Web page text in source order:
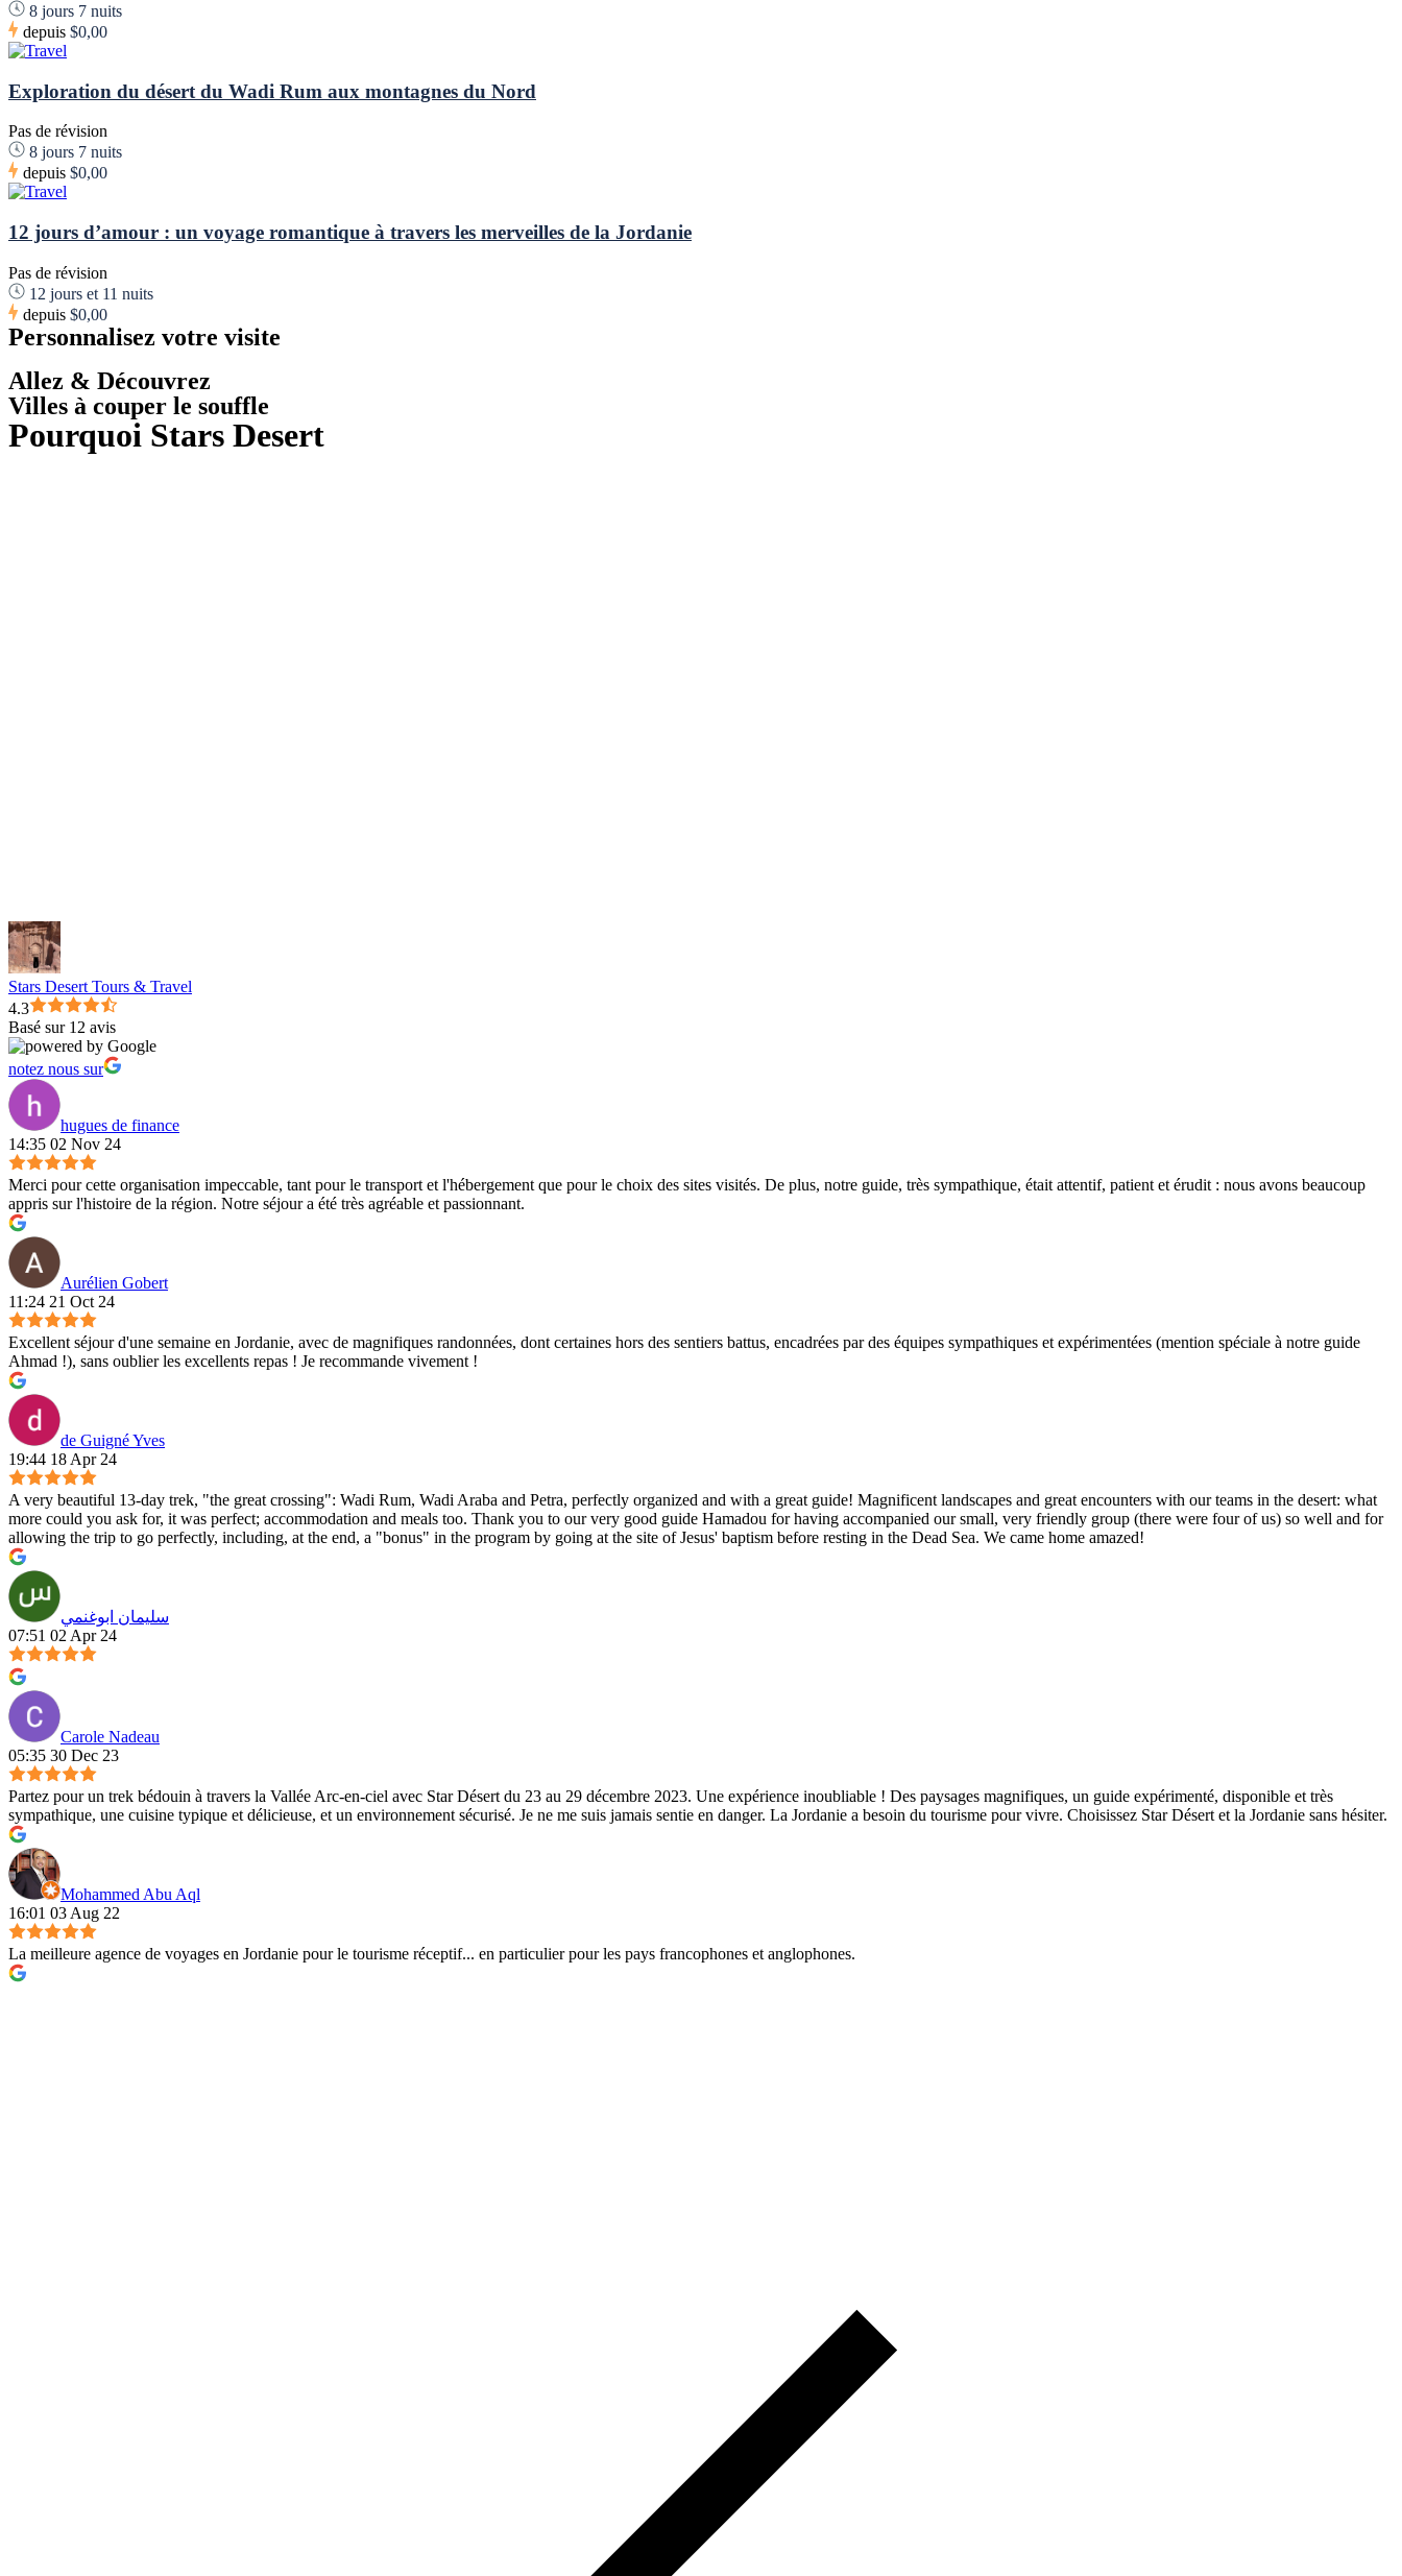
8 jours 7 nuits
depuis $0,00
Exploration du désert du Wadi Rum aux montagnes du Nord
Pas de révision
8 jours 7 nuits
depuis $0,00
12 jours d’amour : un voyage romantique à travers les merveilles de la Jordanie
Pas de révision
12 jours et 11 nuits
depuis $0,00
Personnalisez votre visite
Allez & Découvrez
Villes à couper le souffle
Lire la vidéo
Pourquoi Stars Desert
Stars Desert Tours & Travel
4.3
Basé sur 12 avis
notez nous sur
hugues de finance
14:35 02 Nov 24
Merci pour cette organisation impeccable, tant pour le transport et l'hébergement que pour le choix des sites visités. De plus, notre guide, très sympathique, était attentif, patient et érudit : nous avons beaucoup
appris sur l'histoire de la région. Notre séjour a été très agréable et passionnant.
Aurélien Gobert
11:24 21 Oct 24
Excellent séjour d'une semaine en Jordanie, avec de magnifiques randonnées, dont certaines hors des sentiers battus, encadrées par des équipes sympathiques et expérimentées (mention spéciale à notre guide
Ahmad !), sans oublier les excellents repas ! Je recommande vivement !
de Guigné Yves
19:44 18 Apr 24
A very beautiful 13-day trek, "the great crossing": Wadi Rum, Wadi Araba and Petra, perfectly organized and with a great guide! Magnificent landscapes and great encounters with our teams in the desert: what
more could you ask for, it was perfect; accommodation and meals too. Thank you to our very good guide Hamadou for having accompanied our small, very friendly group (there were four of us) so well and for
allowing the trip to go perfectly, including, at the end, a "bonus" in the program by going at the site of Jesus' baptism before resting in the Dead Sea. We came home amazed!
سليمان ابوغنمي
07:51 02 Apr 24
Carole Nadeau
05:35 30 Dec 23
Partez pour un trek bédouin à travers la Vallée Arc-en-ciel avec Star Désert du 23 au 29 décembre 2023. Une expérience inoubliable ! Des paysages magnifiques, un guide expérimenté, disponible et très
sympathique, une cuisine typique et délicieuse, et un environnement sécurisé. Je ne me suis jamais sentie en danger. La Jordanie a besoin du tourisme pour vivre. Choisissez Star Désert et la Jordanie sans hésiter.
Mohammed Abu Aql
16:01 03 Aug 22
La meilleure agence de voyages en Jordanie pour le tourisme réceptif... en particulier pour les pays francophones et anglophones.